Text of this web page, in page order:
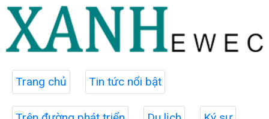
Trang chủ Tin tức nổi bật